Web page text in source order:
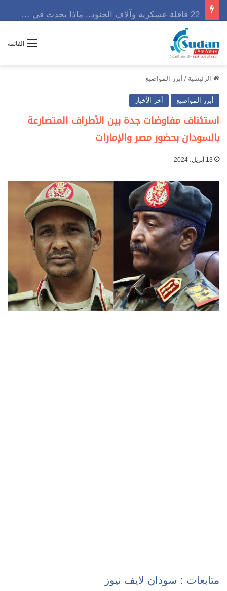
القائمة
الرئيسية / أبرز المواضيع
أبرز المواضيع أخر الأخبار
استئناف مفاوضات جدة بين الأطراف المتصارعة
بالسودان بحضور مصر والإمارات
13 أبريل، 2024
متابعات : سودان لايف نيوز